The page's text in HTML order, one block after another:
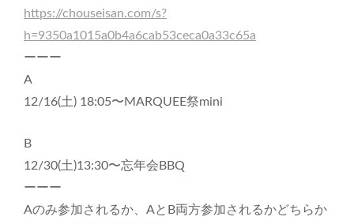
https://chouseisan.com/s?
h=9350a1015a0b4a6cab53ceca0a33c65a
ーーー
A
12/16(土) 18:05〜MARQUEE祭mini
B
12/30(土)13:30〜忘年会BBQ
ーーー
Aのみ参加されるか、AとB両方参加されるかどちらか